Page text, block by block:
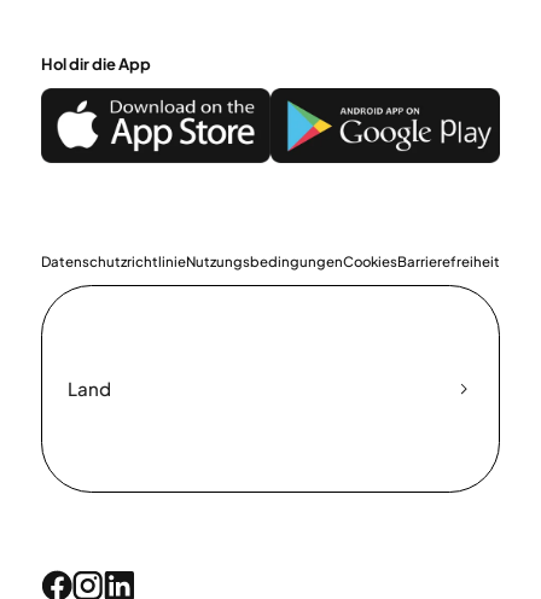
Hol dir die App
DatenschutzrichtlinieNutzungsbedingungenCookiesBarrierefreiheit
Land